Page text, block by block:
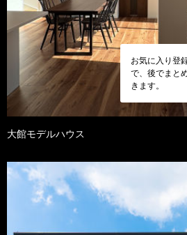
お気に入り登
で、後でまと
きます。
大館モデルハウス